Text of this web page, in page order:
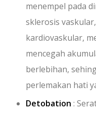
menempel pada
sklerosis
kardiovaskular,
mencegah
berlebihan,
perlemakan hati
Detobation :